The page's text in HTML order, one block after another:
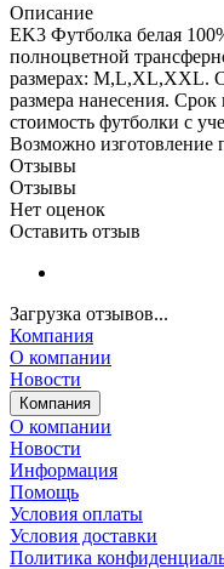
Описание
EK3 Футболка белая
полноцветной
размерах: M,L,XL,XXL.
размера нанесения.
стоимость футболки с
Возможно изготовление
Отзывы
Отзывы
Нет оценок
Оставить отзыв
Загрузка отзывов...
Компания
О компании
Новости
Компания
О компании
Новости
Информация
Помощь
Условия оплаты
Условия доставки
Политика